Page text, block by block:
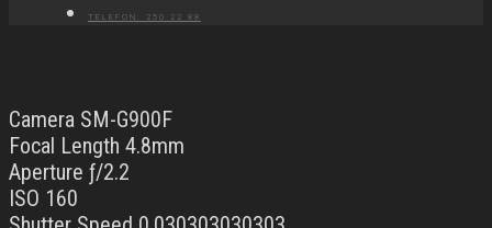
TELEFON: 250 22 88
Camera SM-G900F
Focal Length 4.8mm
Aperture ƒ/2.2
ISO 160